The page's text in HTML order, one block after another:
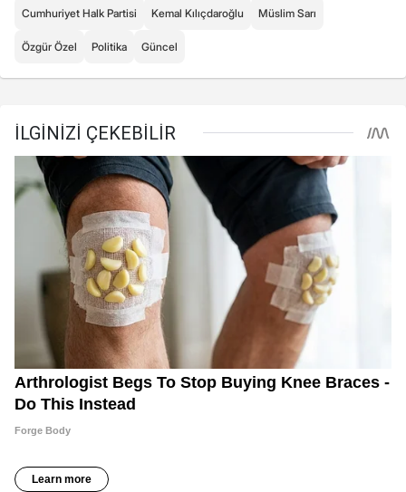
Cumhuriyet Halk Partisi Kemal Kılıçdaroğlu Müslim Sarı
Özgür Özel Politika Güncel